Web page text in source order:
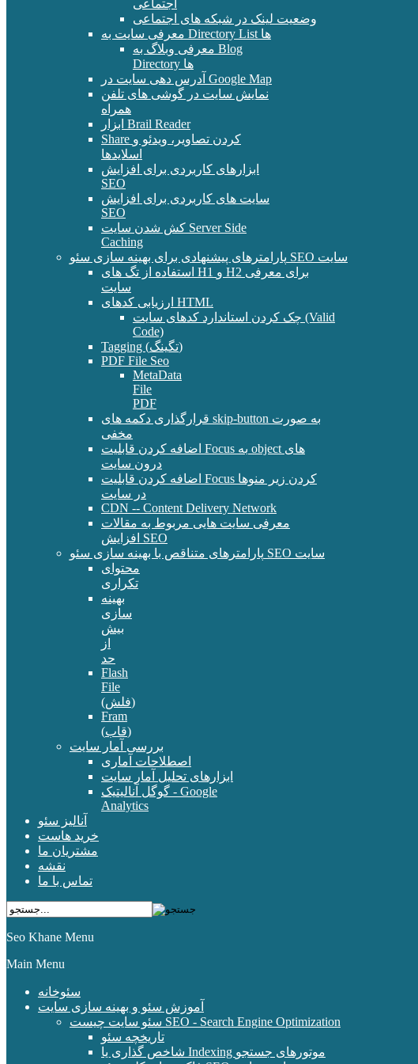
اجتماعی
وضعیت لینک در شبکه های اجتماعی
معرفی سایت به Directory List ها
معرفی وبلاگ به Blog
Directory ها
آدرس دهی سایت در Google Map
نمایش سایت در گوشی های تلفن
همراه
ابزار Brail Reader
Share کردن تصاویر، ویدئو و
اسلایدها
ابزارهای کاربردی برای افزایش
SEO
سایت های کاربردی برای افزایش
SEO
کش شدن سایت Server Side
Caching
پارامترهای پیشنهادی برای بهینه سازی سئو SEO سایت
استفاده از تگ های H1 و H2 برای معرفی
سایت
ارزیابی کدهای HTML
چک کردن استاندارد کدهای سایت (Valid
Code)
Tagging (تگینگ)
PDF File Seo
MetaData
File
PDF
قرارگذاری دکمه های skip-button به صورت
مخفی
اضافه کردن قابلیت Focus به object های
درون سایت
اضافه کردن قابلیت Focus کردن زیر منوها
در سایت
CDN -- Content Delivery Network
معرفی سایت هایی مربوط به مقالات
افزایش SEO
پارامترهای متناقص با بهینه سازی سئو SEO سایت
محتوای
تکراری
بهینه
سازی
بیش
از
حد
Flash
File
(فلش)
Fram
(قاب)
بررسی آمار سایت
اصطلاحات آماری
ابزارهای تحلیل آمار سایت
گوگل آنالیتیک - Google
Analytics
آنالیز سئو
خرید هاست
مشتریان ما
نقشه
تماس با ما
Seo Khane Menu
Main Menu
سئوخانه
آموزش سئو و بهینه سازی سایت
سئو سایت چیست SEO - Search Engine Optimization
تاریخچه سئو
شاخص گذاری یا Indexing موتورهای جستجو